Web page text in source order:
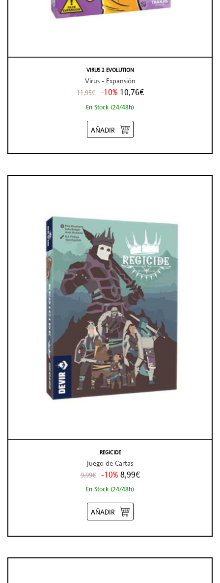
VIRUS 2 EVOLUTION
Virus - Expansión
11,95€ -10% 10,76€
En Stock (24/48h)
AÑADIR
REGICIDE
Juego de Cartas
9,99€ -10% 8,99€
En Stock (24/48h)
AÑADIR